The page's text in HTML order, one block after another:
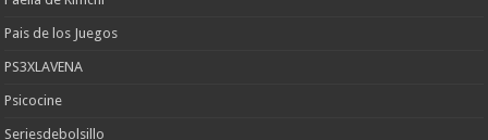
Pais de los Juegos
PS3XLAVENA
Psicocine
Seriesdebolsillo